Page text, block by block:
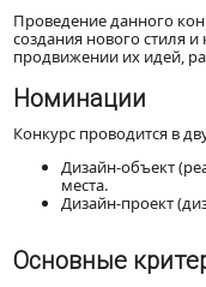
Проведение данного
создания нового стиля
продвижении их идей,
Номинации
Конкурс проводится в
Дизайн-объект
места.
Дизайн-проект
Основные